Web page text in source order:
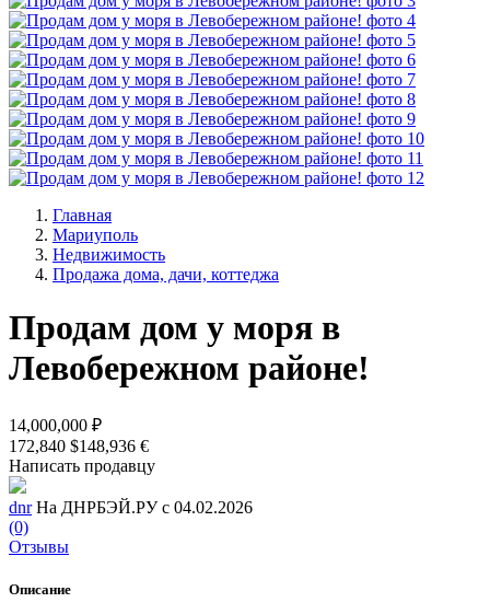
Главная
Мариуполь
Недвижимость
Продажа дома, дачи, коттеджа
Продам дом у моря в
Левобережном районе!
14,000,000 ₽
172,840 $148,936 €
Написать продавцу
dnr На ДНРБЭЙ.РУ с 04.02.2026
(0)
Отзывы
Описание